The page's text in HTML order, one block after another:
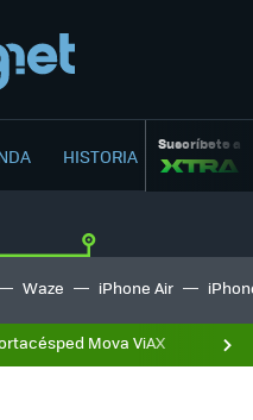
HISTORIA Suscríbete a
Waze iPhone Air
Mova ViAX